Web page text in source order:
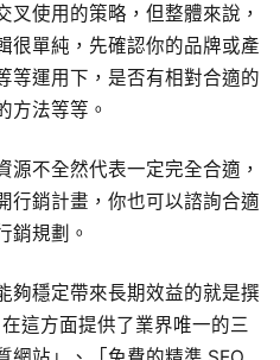
使用的策略，但整體來說，
很單純，先確認你的品牌或產
等運用下，是否有相對合適的
方法等等。
源不全然代表一定完全合適，
行銷計畫，你也可以諮詢合適
銷規劃。
夠穩定帶來長期效益的就是撰
這方面提供了業界唯一的三